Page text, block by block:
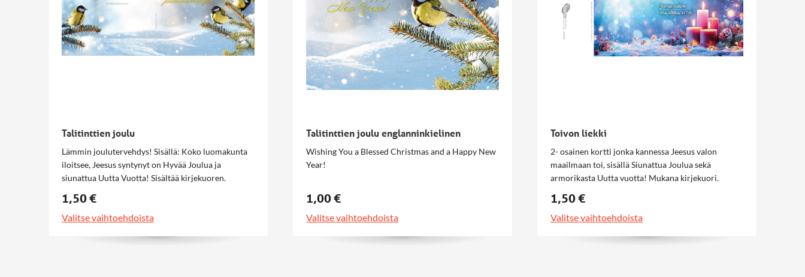
Talitinttien joulu
Lämmin joulutervehdys! Sisällä: Koko luomakunta
iloitsee, Jeesus syntynyt on Hyvää Joulua ja
siunattua Uutta Vuotta! Sisältää kirjekuoren.
1,50 €
Valitse vaihtoehdoista
Talitinttien joulu englanninkielinen
Wishing You a Blessed Christmas and a Happy New
Year!
1,00 €
Valitse vaihtoehdoista
Toivon liekki
2- osainen kortti jonka kannessa Jeesus valon
maailmaan toi, sisällä Siunattua Joulua sekä
armorikasta Uutta vuotta! Mukana kirjekuori.
1,50 €
Valitse vaihtoehdoista